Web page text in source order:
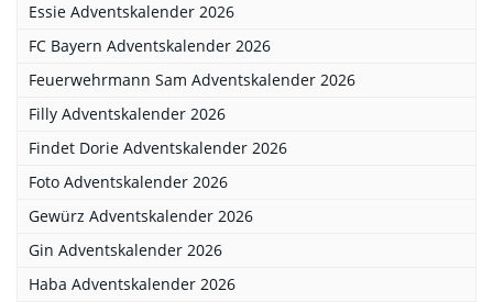
Essie Adventskalender 2026
FC Bayern Adventskalender 2026
Feuerwehrmann Sam Adventskalender 2026
Filly Adventskalender 2026
Findet Dorie Adventskalender 2026
Foto Adventskalender 2026
Gewürz Adventskalender 2026
Gin Adventskalender 2026
Haba Adventskalender 2026